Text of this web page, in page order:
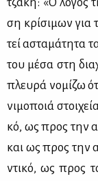
ση κρί­σι­μων
τεί αστα­μά­τη­τα
του μέ­σα στη
πλευ­ρά νο­μί­ζω
νι­μο­ποιά
κό, ως προς την
και ως προς την
ντι­κό, ως προς